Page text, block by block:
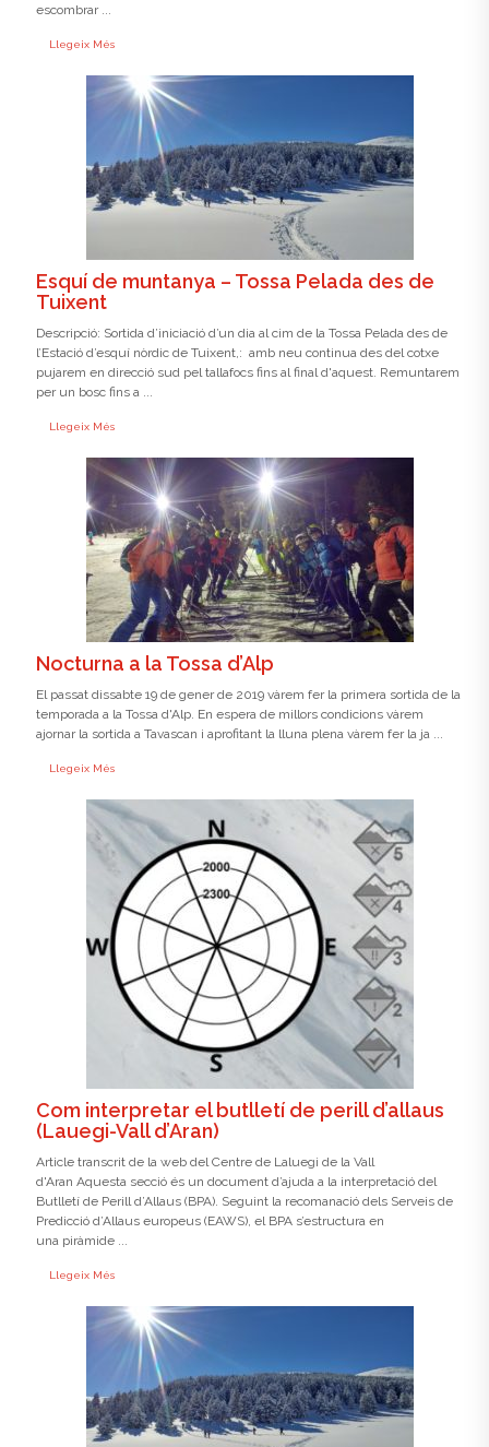
escombrar ...
Llegeix Més
Esquí de muntanya – Tossa Pelada des de
Tuixent
Descripció: Sortida d’iniciació d’un dia al cim de la Tossa Pelada des de
l’Estació d’esquí nòrdic de Tuixent,: amb neu continua des del cotxe
pujarem en direcció sud pel tallafocs fins al final d'aquest. Remuntarem
per un bosc fins a ...
Llegeix Més
Nocturna a la Tossa d’Alp
El passat dissabte 19 de gener de 2019 vàrem fer la primera sortida de la
temporada a la Tossa d'Alp. En espera de millors condicions vàrem
ajornar la sortida a Tavascan i aprofitant la lluna plena vàrem fer la ja ...
Llegeix Més
Com interpretar el butlletí de perill d’allaus
(Lauegi-Vall d’Aran)
Article transcrit de la web del Centre de Laluegi de la Vall
d'Aran Aquesta secció és un document d’ajuda a la interpretació del
Butlletí de Perill d’Allaus (BPA). Seguint la recomanació dels Serveis de
Predicció d’Allaus europeus (EAWS), el BPA s’estructura en
una piràmide ...
Llegeix Més